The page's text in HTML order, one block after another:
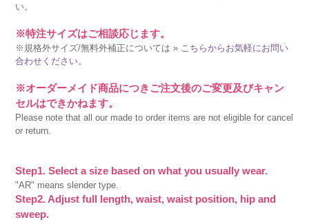
い。
※特注サイズはご相談応じます。
※規格外サイズ/無料外補正については » こちらからお気軽にお問い
合わせください。
※オーダーメイド商品につきご注文後のご変更及びキャン
セルはできかねます。
Please note that all our made to order items are not eligible for cancel
or return.
Step1. Select a size based on what you usually wear.
"AR" means slender type.
Step2. Adjust full length, waist, waist position, hip and
sweep.